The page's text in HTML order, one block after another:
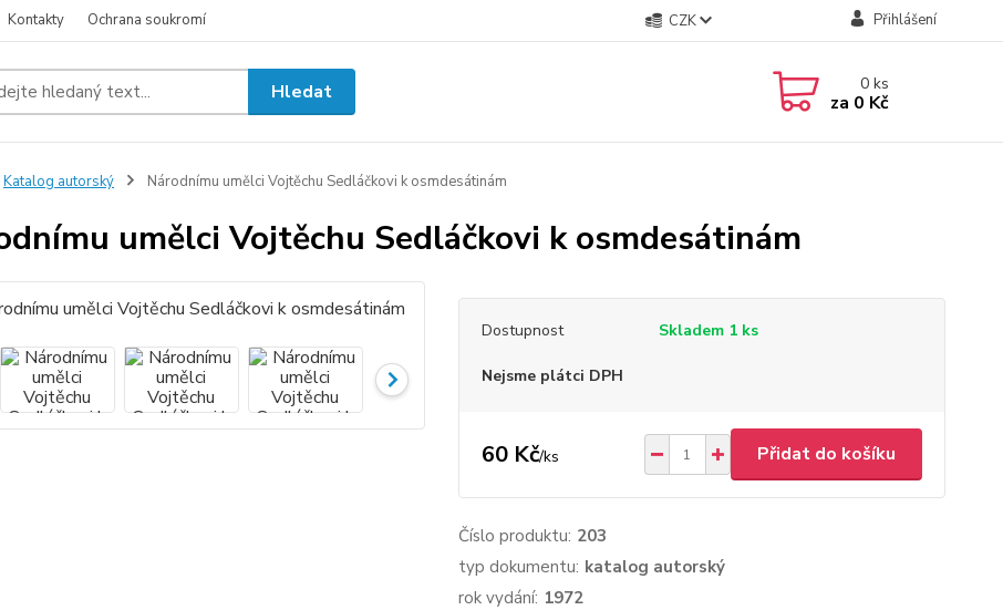
Kontakty Ochrana soukromí CZK Přihlášení
Hledat 0ks
za 0 Kč
Katalog autorský Národnímu umělci Vojtěchu Sedláčkovi k osmdesátinám
umělci Vojtěchu Sedláčkovi k osmdesátinám
Dostupnost Skladem 1 ks
Nejsme plátci DPH
60 Kč/ks Přidat do košíku
Číslo produktu: 203
typ dokumentu: katalog autorský
rok vydání: 1972